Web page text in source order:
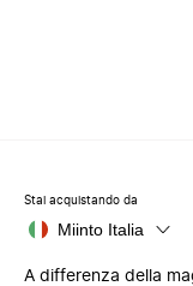
Stai acquistando da
Miinto Italia
A differenza della